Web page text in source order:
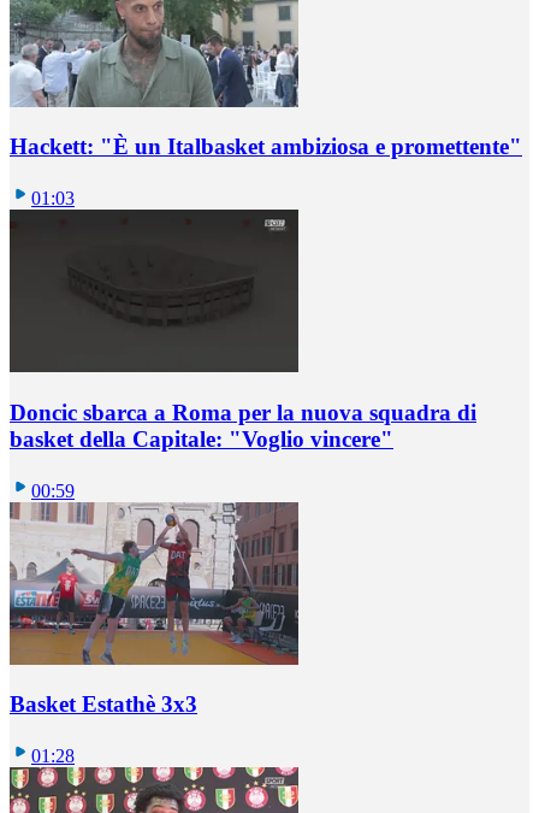
Hackett: "È un Italbasket ambiziosa e promettente"
01:03
Doncic sbarca a Roma per la nuova squadra di
basket della Capitale: "Voglio vincere"
00:59
Basket Estathè 3x3
01:28